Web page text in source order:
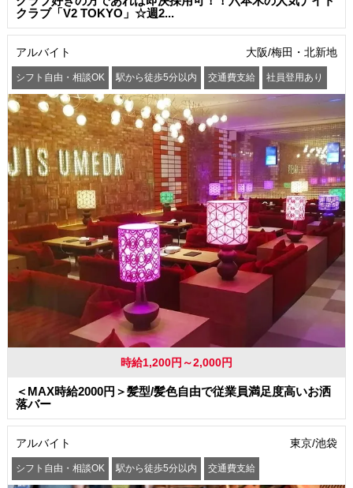
クラブ「V2 TOKYO」☆週2...
アルバイト 大阪/梅田・北新地
シフト自由・相談OK 駅から徒歩5分以内 交通費支給 社員登用あり
時給1,200円～2,000円
＜MAX時給2000円＞髪型/髪色自由で従業員満足度高いお洒
落バー
アルバイト 東京/池袋
シフト自由・相談OK 駅から徒歩5分以内 交通費支給